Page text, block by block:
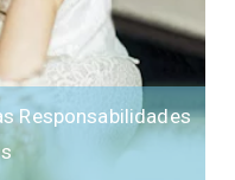
Responsabilidades